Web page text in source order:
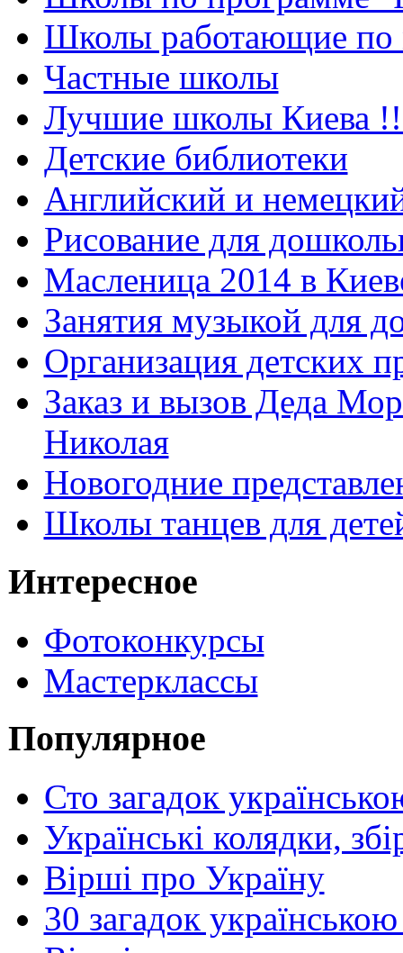
Школы работающие по
Частные школы
Лучшие школы Киева
Детские библиотеки
Английский и
Рисование для
Масленица 2014 в
Занятия музыкой для
Организация детских
Заказ и вызов Деда
Николая
Новогодние
Школы танцев для
Интересное
Фотоконкурсы
Мастерклассы
Популярное
Сто загадок
Українські колядки,
Вірші про Україну
30 загадок